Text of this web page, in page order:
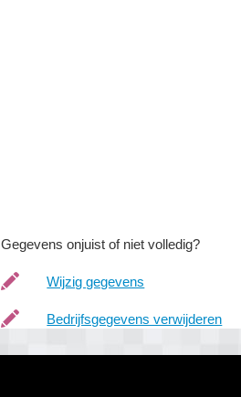
Gegevens onjuist of niet volledig?
Wijzig gegevens
Bedrijfsgegevens verwijderen